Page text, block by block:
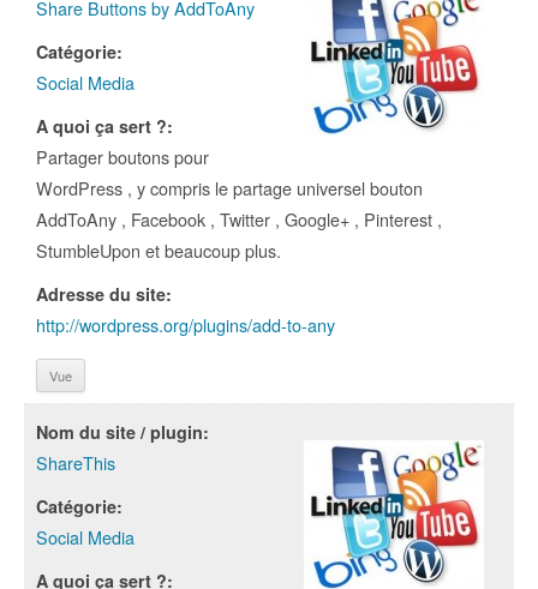
Share Buttons by AddToAny
Catégorie:
Social Media
A quoi ça sert ?:
Partager boutons pour
WordPress , y compris le partage universel bouton
AddToAny , Facebook , Twitter , Google+ , Pinterest ,
StumbleUpon et beaucoup plus.
Adresse du site:
http://wordpress.org/plugins/add-to-any
Vue
Nom du site / plugin:
ShareThis
Catégorie:
Social Media
A quoi ça sert ?: